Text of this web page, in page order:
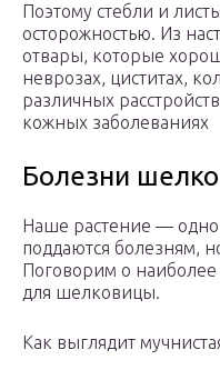
Поэтому стебли и
осторожностью. Из
отвары, которые
неврозах, циститах,
различных
кожных заболеваниях
Болезни
Наше растение — одно
поддаются болезням,
Поговорим о наиболее
для шелковицы.
Как выглядит